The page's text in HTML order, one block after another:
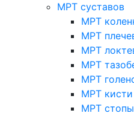
МРТ суставов
МРТ
МРТ
МРТ
МРТ
МРТ
МРТ кисти
МРТ стопы